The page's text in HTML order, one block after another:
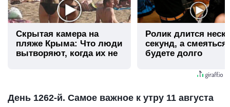
Скрытая камера на
пляже Крыма: Что люди
вытворяют, когда их не
Ролик длится
секунд, а
будете долго
День 1262-й. Самое важное к утру 11 августа